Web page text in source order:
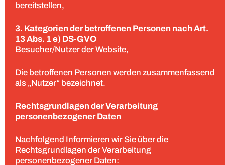
bereitstellen,
3. Kategorien der betroffenen Personen nach Art.
13 Abs. 1 e) DS-GVO
Besucher/Nutzer der Website,
Die betroffenen Personen werden zusammenfassend
als „Nutzer“ bezeichnet.
Rechtsgrundlagen der Verarbeitung
personenbezogener Daten
Nachfolgend Informieren wir Sie über die
Rechtsgrundlagen der Verarbeitung
personenbezogener Daten: